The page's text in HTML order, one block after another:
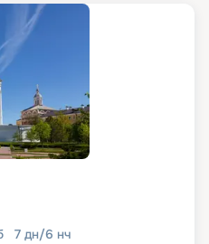
7 дн/6 нч